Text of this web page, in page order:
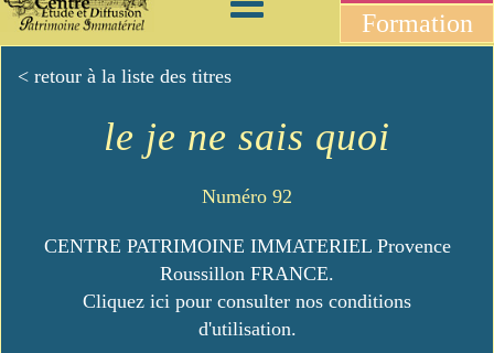
Formation
< retour à la liste des titres
le je ne sais quoi
Numéro 92
CENTRE PATRIMOINE IMMATERIEL Provence
Roussillon FRANCE.
Cliquez ici pour consulter nos conditions
d'utilisation.